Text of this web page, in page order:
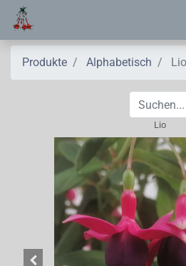
Produkte Alphabetisch Lio
Lio